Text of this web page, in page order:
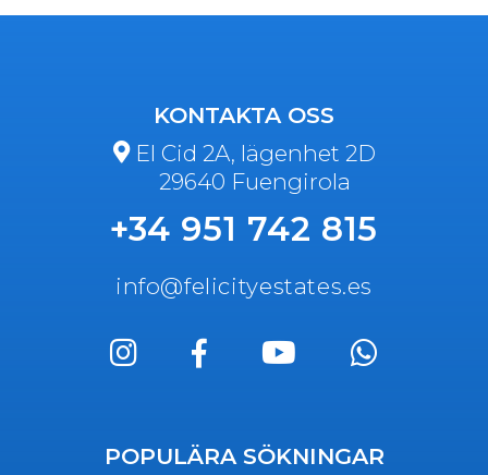
KONTAKTA OSS
El Cid 2A, lägenhet 2D
29640 Fuengirola
+34 951 742 815
info@felicityestates.es
POPULÄRA SÖKNINGAR